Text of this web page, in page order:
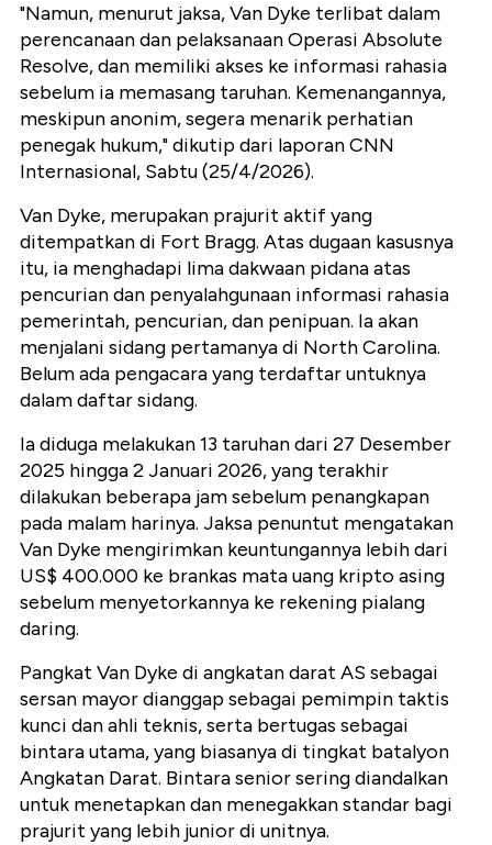
"Namun, menurut jaksa, Van Dyke terlibat dalam
perencanaan dan pelaksanaan Operasi Absolute
Resolve, dan memiliki akses ke informasi rahasia
sebelum ia memasang taruhan. Kemenangannya,
meskipun anonim, segera menarik perhatian
penegak hukum," dikutip dari laporan CNN
Internasional, Sabtu (25/4/2026).
Van Dyke, merupakan prajurit aktif yang
ditempatkan di Fort Bragg. Atas dugaan kasusnya
itu, ia menghadapi lima dakwaan pidana atas
pencurian dan penyalahgunaan informasi rahasia
pemerintah, pencurian, dan penipuan. Ia akan
menjalani sidang pertamanya di North Carolina.
Belum ada pengacara yang terdaftar untuknya
dalam daftar sidang.
Ia diduga melakukan 13 taruhan dari 27 Desember
2025 hingga 2 Januari 2026, yang terakhir
dilakukan beberapa jam sebelum penangkapan
pada malam harinya. Jaksa penuntut mengatakan
Van Dyke mengirimkan keuntungannya lebih dari
US$ 400.000 ke brankas mata uang kripto asing
sebelum menyetorkannya ke rekening pialang
daring.
Pangkat Van Dyke di angkatan darat AS sebagai
sersan mayor dianggap sebagai pemimpin taktis
kunci dan ahli teknis, serta bertugas sebagai
bintara utama, yang biasanya di tingkat batalyon
Angkatan Darat. Bintara senior sering diandalkan
untuk menetapkan dan menegakkan standar bagi
prajurit yang lebih junior di unitnya.